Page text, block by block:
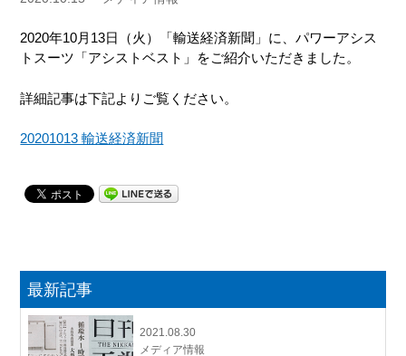
2020年10月13日（火）「輸送経済新聞」に、パワーアシス
トスーツ「アシストベスト」をご紹介いただきました。
詳細記事は下記よりご覧ください。
20201013 輸送経済新聞
最新記事
2021.08.30
メディア情報